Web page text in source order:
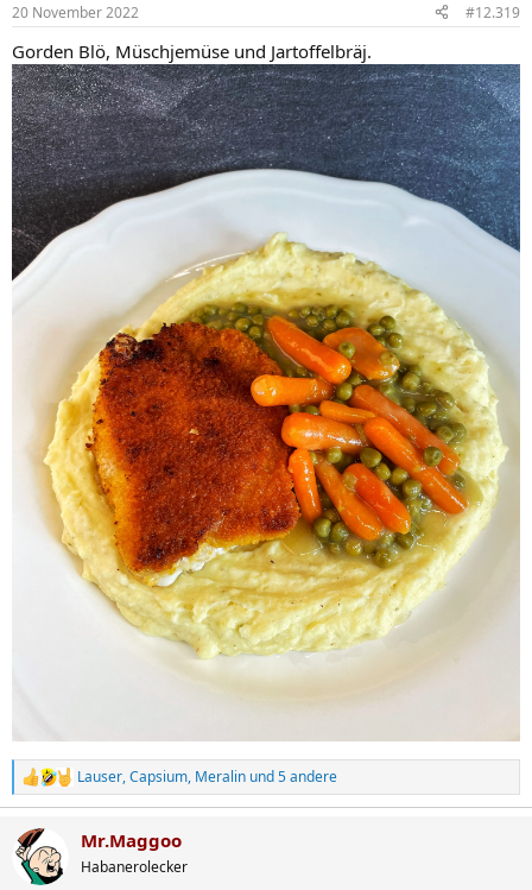
e
:
20 November 2022 #12.319
Gorden Blö, Müschjemüse und Jartoffelbräj.
R
e
k
t
Lauser,Capsium, Meralin und 5 andere
Mr.Maggoo
Habanerolecker